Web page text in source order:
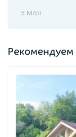
3 МАЯ
Рекомендуем